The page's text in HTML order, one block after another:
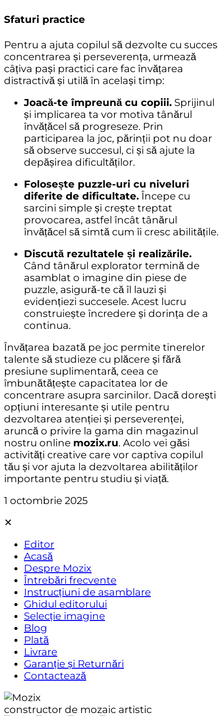
Sfaturi practice
Pentru a ajuta copilul să dezvolte cu succes
concentrarea și perseverența, urmează
câțiva pași practici care fac învățarea
distractivă și utilă în același timp:
Joacă-te împreună cu copiii. Sprijinul
și implicarea ta vor motiva tânărul
învățăcel să progreseze. Prin
participarea la joc, părinții pot nu doar
să observe succesul, ci și să ajute la
depășirea dificultăților.
Folosește puzzle-uri cu niveluri
diferite de dificultate. Începe cu
sarcini simple și crește treptat
provocarea, astfel încât tânărul
învățăcel să simtă cum îi cresc abilitățile.
Discută rezultatele și realizările.
Când tânărul explorator termină de
asamblat o imagine din piese de
puzzle, asigură-te că îl lauzi și
evidențiezi succesele. Acest lucru
construiește încredere și dorința de a
continua.
Învățarea bazată pe joc permite tinerelor
talente să studieze cu plăcere și fără
presiune suplimentară, ceea ce
îmbunătățește capacitatea lor de
concentrare asupra sarcinilor. Dacă dorești
opțiuni interesante și utile pentru
dezvoltarea atenției și perseverenței,
aruncă o privire la gama din magazinul
nostru online mozix.ru. Acolo vei găsi
activități creative care vor captiva copilul
tău și vor ajuta la dezvoltarea abilităților
importante pentru studiu și viață.
1 octombrie 2025
✕
Editor
Acasă
Despre Mozix
Întrebări frecvente
Instrucțiuni de asamblare
Ghidul editorului
Selecție imagine
Blog
Plată
Livrare
Garanție și Returnări
Contactează
constructor de mozaic artistic